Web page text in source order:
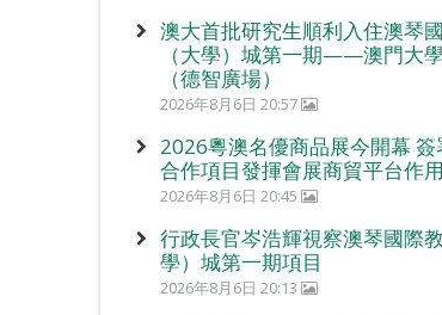
澳大首批研究生順利入住澳琴
（大學）城第一期——澳門大
（德智廣場）
2026年8月6日 20:57
2026粵澳名優商品展今開幕
合作項目發揮會展商貿平台作用
2026年8月6日 20:45
行政長官岑浩輝視察澳琴國際
學）城第一期項目
2026年8月6日 20:13